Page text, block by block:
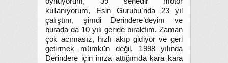
kullanıyorum, Esin Gurubu’nda 23 yıl
çalıştım, şimdi Derindere’deyim ve
burada da 10 yılı geride bıraktım. Zaman
çok acımasız, hızlı akıp gidiyor ve geri
getirmek mümkün değil. 1998 yılında
Derindere için imza attığımda kara kara